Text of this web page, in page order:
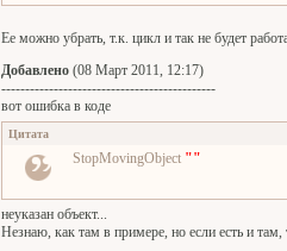
Ее можно убрать, т.к. цикл и так не будет
Добавлено (08 Март 2011, 12:17)
---------------------------------------------
вот ошибка в коде
Цитата
StopMovingObject ""
неуказан объект...
Незнаю, как там в примере, но если есть и там,